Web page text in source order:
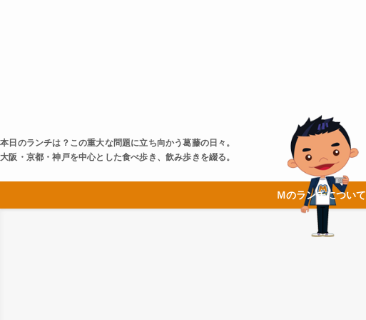
本日のランチは？この重大な問題に立ち向かう葛藤の日々。
大阪・京都・神戸を中心とした食べ歩き、飲み歩きを綴る。
Ｍのランチについて